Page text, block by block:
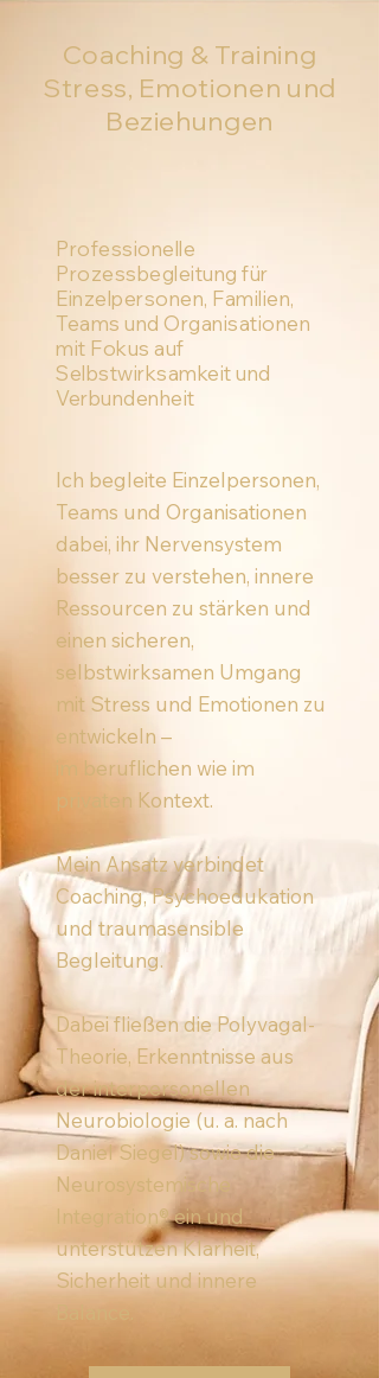
Coaching & Training
Stress, Emotionen und
Beziehungen
Professionelle
Prozessbegleitung für
Einzelpersonen, Familien,
Teams und Organisationen
mit Fokus auf
Selbstwirksamkeit und
Verbundenheit
Ich begleite Einzelpersonen,
Teams und Organisationen
dabei, ihr Nervensystem
besser zu verstehen, innere
Ressourcen zu stärken und
einen sicheren,
selbstwirksamen Umgang
mit Stress und Emotionen zu
entwickeln –
im beruflichen wie im
privaten Kontext.
Mein Ansatz verbindet
Coaching, Psychoedukation
und traumasensible
Begleitung.
Dabei fließen die Polyvagal-
Theorie, Erkenntnisse aus
der interpersonellen
Neurobiologie (u. a. nach
Daniel Siegel) sowie die
Neurosystemische
Integration® ein und
unterstützen Klarheit,
Sicherheit und innere